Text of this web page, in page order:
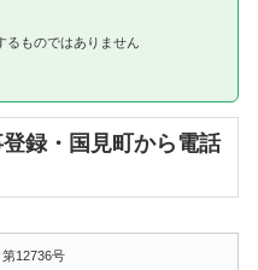
ものではありません
録・国見町から電話
12736号